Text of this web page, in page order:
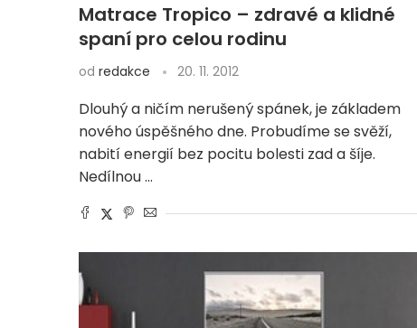
Matrace Tropico – zdravé a klidné
spaní pro celou rodinu
od redakce 20. 11. 2012
Dlouhý a ničím nerušený spánek, je základem
nového úspěšného dne. Probudíme se svěží,
nabití energií bez pocitu bolesti zad a šíje.
Nedílnou …